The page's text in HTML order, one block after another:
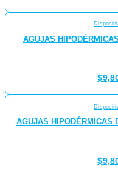
AGUJAS
$
AGUJAS HIPODÉRMICAS
$